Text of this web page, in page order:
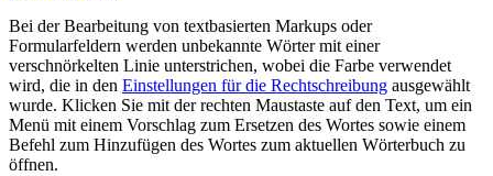
Bei der Bearbeitung von textbasierten Markups oder
Formularfeldern werden unbekannte Wörter mit einer
verschnörkelten Linie unterstrichen, wobei die Farbe verwendet
wird, die in den Einstellungen für die Rechtschreibung ausgewählt
wurde. Klicken Sie mit der rechten Maustaste auf den Text, um ein
Menü mit einem Vorschlag zum Ersetzen des Wortes sowie einem
Befehl zum Hinzufügen des Wortes zum aktuellen Wörterbuch zu
öffnen.